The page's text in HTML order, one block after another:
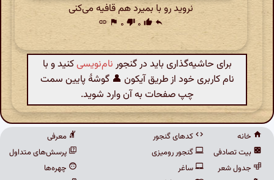
نروید رو با بمیرد هم قافیه می‌کنی
reply
thumb_up ۰ thumb_down ۰ flag
link
برای حاشیه‌گذاری باید در گنجور نام‌نویسیکنید و با
نام کاربری خود از طریق آیکون 👤 گوشهٔ پایین سمت
چپ صفحات به آن وارد شوید.
خانه
بیت تصادفی
جدول شعر
کدهای گنجور
گنجور رومیزی
ساغر
معرفی
پرسش‌های متداول
چهره‌ها